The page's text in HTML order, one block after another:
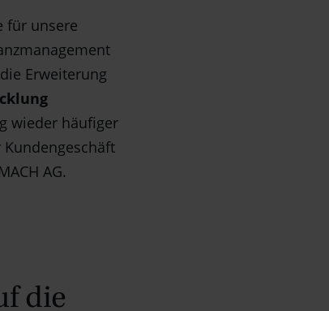
für unsere
Erweiterung
wieder häufiger
AG.
die